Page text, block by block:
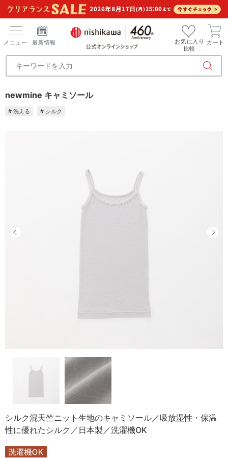
メニュー 最新情報
お気に入り
比較
カート
newmine キャミソール
# 洗える # シルク
シルク混天竺ニット生地のキャミソール／吸放湿性・保温
性に優れたシルク／日本製／洗濯機OK